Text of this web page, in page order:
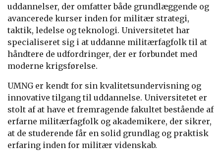
uddannelser, der omfatter både grundlæggende og
avancerede kurser inden for militær strategi,
taktik, ledelse og teknologi. Universitetet har
specialiseret sig i at uddanne militærfagfolk til at
håndtere de udfordringer, der er forbundet med
moderne krigsførelse.
UMNG er kendt for sin kvalitetsundervisning og
innovative tilgang til uddannelse. Universitetet er
stolt af at have et fremragende fakultet bestående af
erfarne militærfagfolk og akademikere, der sikrer,
at de studerende får en solid grundlag og praktisk
erfaring inden for militær videnskab.